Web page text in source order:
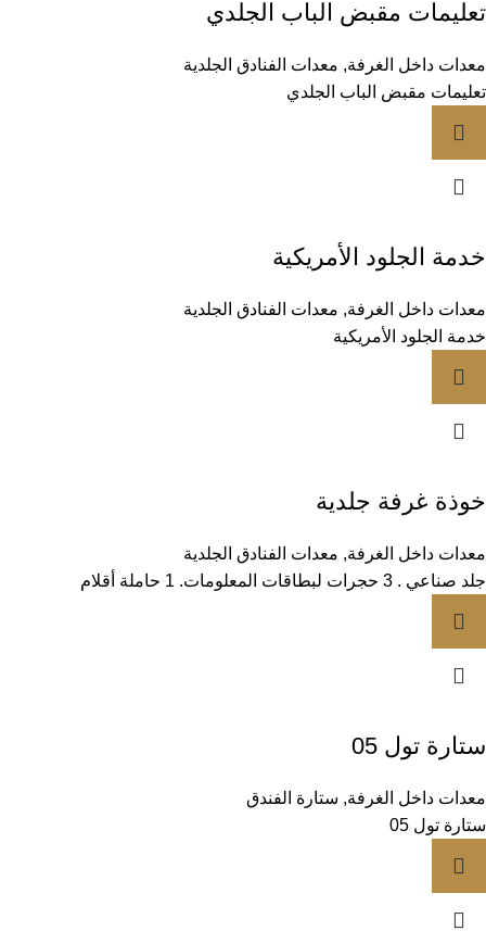
تعليمات مقبض الباب الجلدي
معدات داخل الغرفة, معدات الفنادق الجلدية
تعليمات مقبض الباب الجلدي
خدمة الجلود الأمريكية
معدات داخل الغرفة, معدات الفنادق الجلدية
خدمة الجلود الأمريكية
خوذة غرفة جلدية
معدات داخل الغرفة, معدات الفنادق الجلدية
جلد صناعي . 3 حجرات لبطاقات المعلومات. 1 حاملة أقلام
ستارة تول 05
معدات داخل الغرفة, ستارة الفندق
ستارة تول 05